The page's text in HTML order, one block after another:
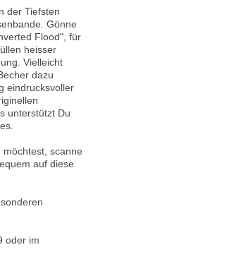
der Tiefsten
Gönne
Flood", für
heisser
Vielleicht
dazu
eindrucksvoller
unterstützt Du
scanne
auf diese
oder im